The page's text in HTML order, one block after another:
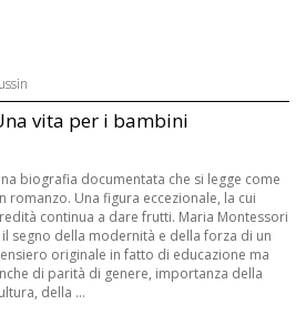
vita per i bambini
biografia documentata che si legge come
romanzo. Una figura eccezionale, la cui
continua a dare frutti. Maria Montessori
il segno della modernità e della forza di un
originale in fatto di educazione ma
di parità di genere, importanza della
della ...